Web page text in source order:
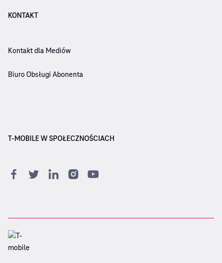
KONTAKT
Kontakt dla Mediów
Biuro Obsługi Abonenta
T-MOBILE W SPOŁECZNOŚCIACH